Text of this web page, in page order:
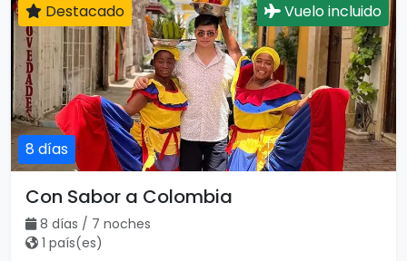
8 días
Destacado Vuelo incluido
Con Sabor a Colombia
8 días / 7 noches
1 país(es)